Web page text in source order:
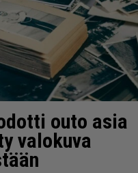
outo asia
valokuva